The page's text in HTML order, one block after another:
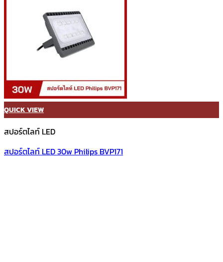
QUICK VIEW
สปอร์ตไลท์ LED
สปอร์ตไลท์ LED 30w Philips BVP171